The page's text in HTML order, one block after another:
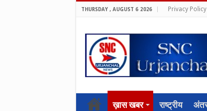
THURSDAY , AUGUST 6 2026 Privacy Policy
ख़ास खबर राष्ट्रीय